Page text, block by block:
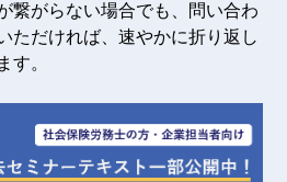
繋がらない場合でも、問い合わ
ただければ、速やかに折り返し
す。